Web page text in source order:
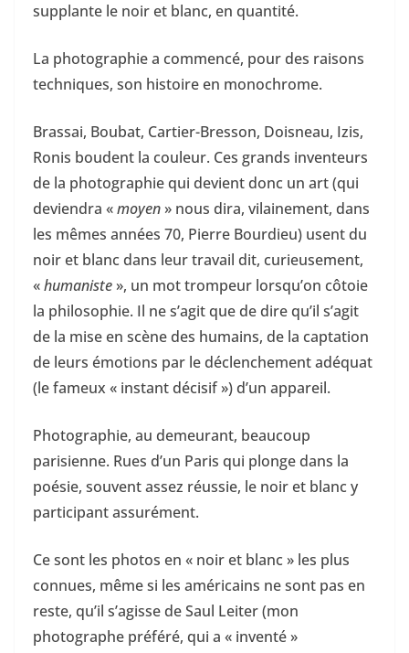
supplante le noir et blanc, en quantité.
La photographie a commencé, pour des raisons
techniques, son histoire en monochrome.
Brassai, Boubat, Cartier-Bresson, Doisneau, Izis,
Ronis boudent la couleur. Ces grands inventeurs
de la photographie qui devient donc un art (qui
deviendra «moyen» nous dira, vilainement, dans
les mêmes années 70, Pierre Bourdieu) usent du
noir et blanc dans leur travail dit, curieusement,
«humaniste», un mot trompeur lorsqu’on côtoie
la philosophie. Il ne s’agit que de dire qu’il s’agit
de la mise en scène des humains, de la captation
de leurs émotions par le déclenchement adéquat
(le fameux « instant décisif ») d’un appareil.
Photographie, au demeurant, beaucoup
parisienne. Rues d’un Paris qui plonge dans la
poésie, souvent assez réussie, le noir et blanc y
participant assurément.
Ce sont les photos en « noir et blanc » les plus
connues, même si les américains ne sont pas en
reste, qu’il s’agisse de Saul Leiter (mon
photographe préféré, qui a « inventé »